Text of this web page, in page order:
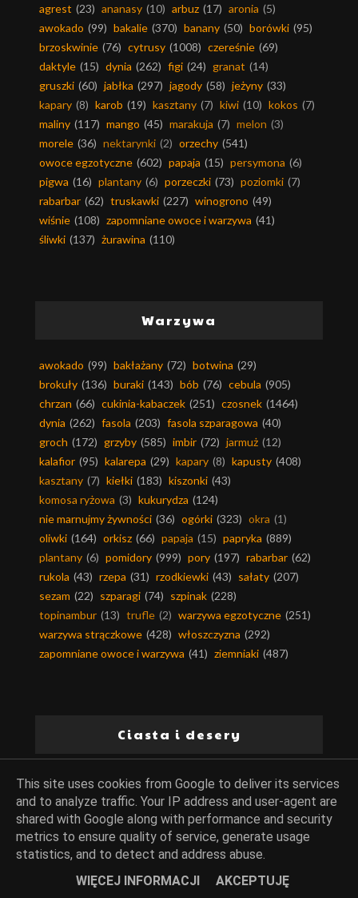
agrest (23) ananasy (10) arbuz (17) aronia (5)
awokado (99) bakalie (370) banany (50) borówki (95)
brzoskwinie (76) cytrusy (1008) czereśnie (69)
daktyle (15) dynia (262) figi (24) granat (14)
gruszki (60) jabłka (297) jagody (58) jeżyny (33)
kapary (8) karob (19) kasztany (7) kiwi (10) kokos (7)
maliny (117) mango (45) marakuja (7) melon (3)
morele (36) nektarynki (2) orzechy (541)
owoce egzotyczne (602) papaja (15) persymona (6)
pigwa (16) plantany (6) porzeczki (73) poziomki (7)
rabarbar (62) truskawki (227) winogrono (49)
wiśnie (108) zapomniane owoce i warzywa (41)
śliwki (137) żurawina (110)
Warzywa
awokado (99) bakłażany (72) botwina (29)
brokuły (136) buraki (143) bób (76) cebula (905)
chrzan (66) cukinia-kabaczek (251) czosnek (1464)
dynia (262) fasola (203) fasola szparagowa (40)
groch (172) grzyby (585) imbir (72) jarmuż (12)
kalafior (95) kalarepa (29) kapary (8) kapusty (408)
kasztany (7) kiełki (183) kiszonki (43)
komosa ryżowa (3) kukurydza (124)
nie marnujmy żywności (36) ogórki (323) okra (1)
oliwki (164) orkisz (66) papaja (15) papryka (889)
plantany (6) pomidory (999) pory (197) rabarbar (62)
rukola (43) rzepa (31) rzodkiewki (43) sałaty (207)
sezam (22) szparagi (74) szpinak (228)
topinambur (13) trufle (2) warzywa egzotyczne (251)
warzywa strączkowe (428) włoszczyzna (292)
zapomniane owoce i warzywa (41) ziemniaki (487)
Ciasta i desery
baby-babki-babeczki (71) bakalie (370) barwniki (35)
bezy (51) biszkopty (83) budynie (146) ciasta (922)
ciasta bez pieczenia (36) ciasta drożdżowe (70)
ciasta kruche (80) ciasta na zimno (187)
ciasta piaskowe (11) ciasta ucierane (189)
ciasta z kremem
(62) ciasta z owocami (350)
This site uses cookies from Google to deliver its services
and to analyze traffic. Your IP address and user-agent are
shared with Google along with performance and security
metrics to ensure quality of service, generate usage
statistics, and to detect and address abuse.
WIĘCEJ INFORMACJI
AKCEPTUJĘ